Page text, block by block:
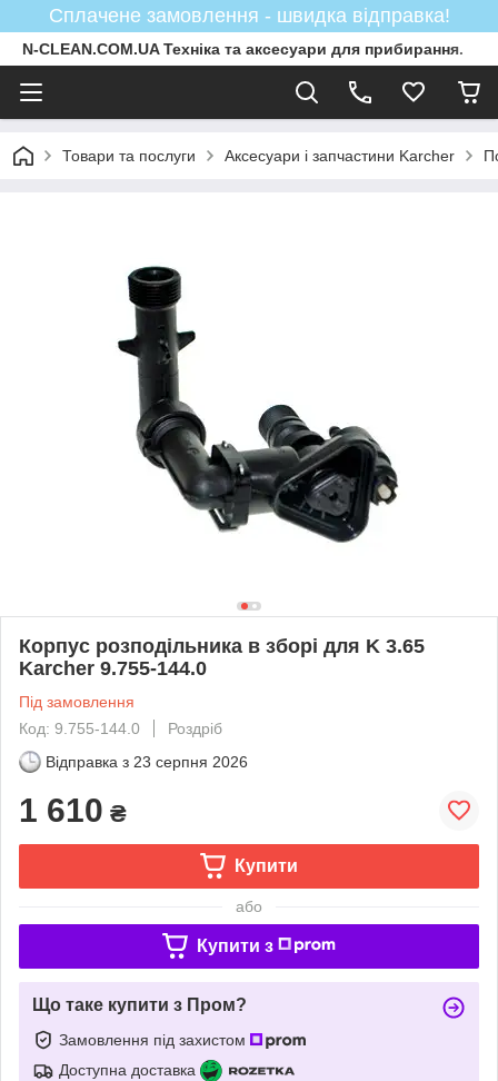
Сплачене замовлення - швидка відправка!
N-CLEAN.COM.UA Техніка та аксесуари для прибирання.
Товари та послуги Аксесуари і запчастини Karcher
Корпус розподільника в зборі для K 3.65
Karcher 9.755-144.0
Під замовлення
Код: 9.755-144.0
Роздріб
Відправка з 23 серпня 2026
1 610 ₴
Купити
або
Купити з
Що таке купити з Пром?
Замовлення під захистом
Доступна доставка